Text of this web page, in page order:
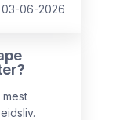
oppgaven
03-06-2026